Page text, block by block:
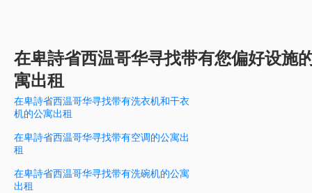
在卑詩省西温哥华寻找带有您偏好设施
寓出租
在卑詩省西温哥华寻找带有洗衣机和干衣
机的公寓出租
在卑詩省西温哥华寻找带有空调的公寓出
租
在卑詩省西温哥华寻找带有洗碗机的公寓
出租